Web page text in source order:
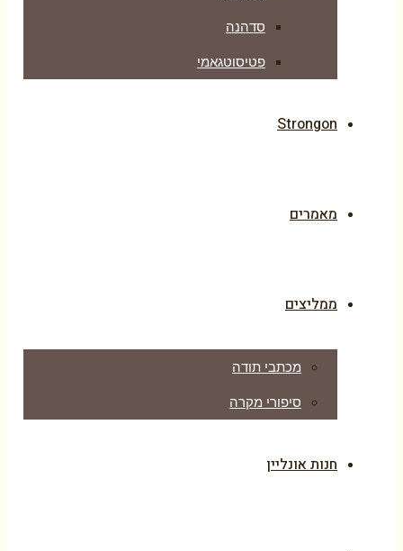
סדהנה
פטיסוטגאמי
Strongon
מאמרים
ממליצים
מכתבי תודה
סיפורי מקרה
חנות אונליין